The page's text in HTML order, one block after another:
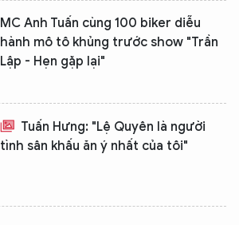
MC Anh Tuấn cùng 100 biker diễu
hành mô tô khủng trước show "Trần
Lập - Hẹn gặp lại"
Tuấn Hưng: "Lệ Quyên là người
tình sân khấu ăn ý nhất của tôi"